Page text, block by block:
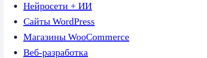
Нейросети + ИИ
Сайты WordPress
Магазины WooCommerce
Веб-разработка